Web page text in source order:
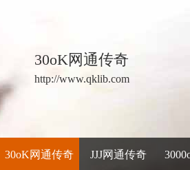
30oK网通传奇
http://www.qklib.com
30oK网通传奇 JJJ网通传奇